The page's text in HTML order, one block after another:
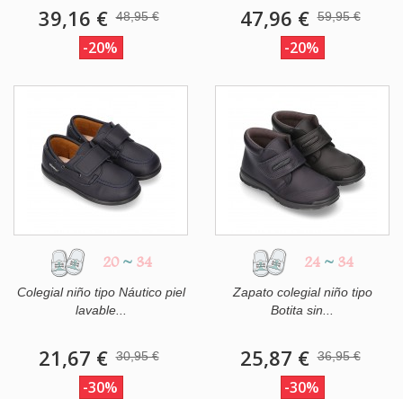
39,16 € 48,95 €
-20%
47,96 € 59,95 €
-20%
20 ~ 34
Colegial niño tipo Náutico piel
lavable...
21,67 € 30,95 €
-30%
24 ~ 34
Zapato colegial niño tipo
Botita sin...
25,87 € 36,95 €
-30%